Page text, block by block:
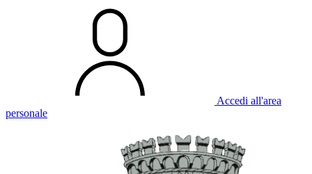
Accedi all'area
personale